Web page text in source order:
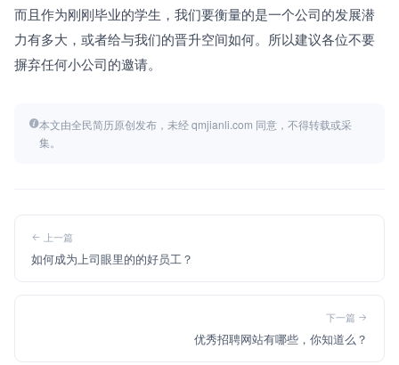
而且作为刚刚毕业的学生，我们要衡量的是一个公司的发展潜
力有多大，或者给与我们的晋升空间如何。所以建议各位不要
摒弃任何小公司的邀请。
本文由全民简历原创发布，未经 qmjianli.com 同意，不得转载或采
集。
上一篇
如何成为上司眼里的的好员工？
下一篇
优秀招聘网站有哪些，你知道么？